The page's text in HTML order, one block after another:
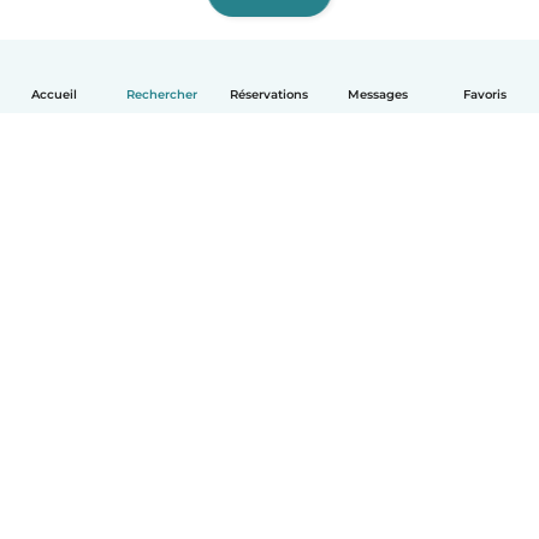
Accueil Rechercher Réservations Messages Favoris